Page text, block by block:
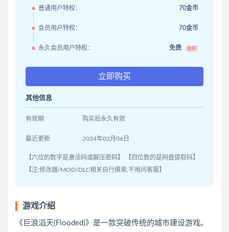
普通用户特权： 70金币
会员用户特权： 70金币
永久会员用户特权： 免费 推荐
立即购买
其他信息
有效期 购买后永久有效
最近更新 2024年02月06日
【六位的数字是激活码或解压密码】 【四位数的是网盘提取码】
【注:修改器/MOD/DLC相关自行摸索,不用问客服】
游戏介绍
《巨浪滔天(Flooded)》是一款突破传统的城市建设游戏。